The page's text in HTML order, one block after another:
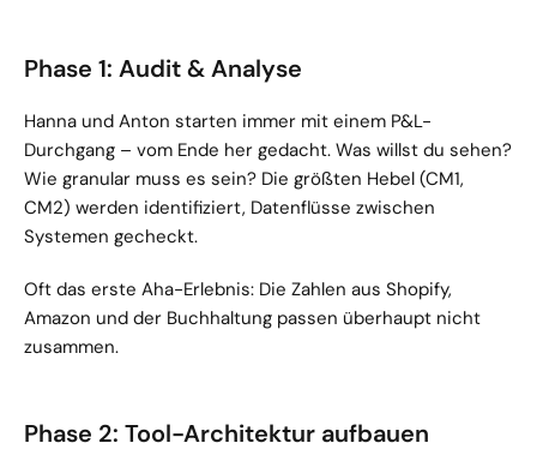
Phase 1: Audit & Analyse
Hanna und Anton starten immer mit einem P&L-
Durchgang – vom Ende her gedacht. Was willst du sehen?
Wie granular muss es sein? Die größten Hebel (CM1,
CM2) werden identifiziert, Datenflüsse zwischen
Systemen gecheckt.
Oft das erste Aha-Erlebnis: Die Zahlen aus Shopify,
Amazon und der Buchhaltung passen überhaupt nicht
zusammen.
Phase 2: Tool-Architektur aufbauen